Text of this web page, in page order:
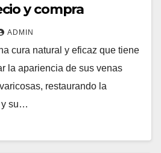
y compra
ADMIN
cura natural y eficaz que tiene
la apariencia de sus venas
restaurando la
y su…